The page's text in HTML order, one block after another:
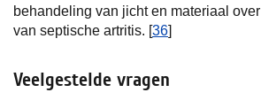
behandeling van jicht en materiaal
van septische artritis. [36]
Veelgestelde vragen